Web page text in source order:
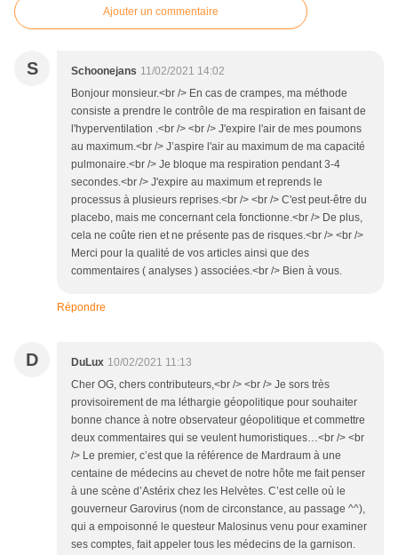
Ajouter un commentaire
S Schoonejans 11/02/2021 14:02
Bonjour monsieur.<br /> En cas de crampes, ma méthode
consiste a prendre le contrôle de ma respiration en faisant de
l'hyperventilation .<br /> <br /> J'expire l'air de mes poumons
au maximum.<br /> J’aspire l'air au maximum de ma capacité
pulmonaire.<br /> Je bloque ma respiration pendant 3-4
secondes.<br /> J'expire au maximum et reprends le
processus à plusieurs reprises.<br /> <br /> C'est peut-être du
placebo, mais me concernant cela fonctionne.<br /> De plus,
cela ne coûte rien et ne présente pas de risques.<br /> <br />
Merci pour la qualité de vos articles ainsi que des
commentaires ( analyses ) associées.<br /> Bien à vous.
Répondre
D DuLux 10/02/2021 11:13
Cher OG, chers contributeurs,<br /> <br /> Je sors très
provisoirement de ma léthargie géopolitique pour souhaiter
bonne chance à notre observateur géopolitique et commettre
deux commentaires qui se veulent humoristiques…<br /> <br
/> Le premier, c’est que la référence de Mardraum à une
centaine de médecins au chevet de notre hôte me fait penser
à une scène d’Astérix chez les Helvètes. C’est celle où le
gouverneur Garovirus (nom de circonstance, au passage ^^),
qui a empoisonné le questeur Malosinus venu pour examiner
ses comptes, fait appeler tous les médecins de la garnison.